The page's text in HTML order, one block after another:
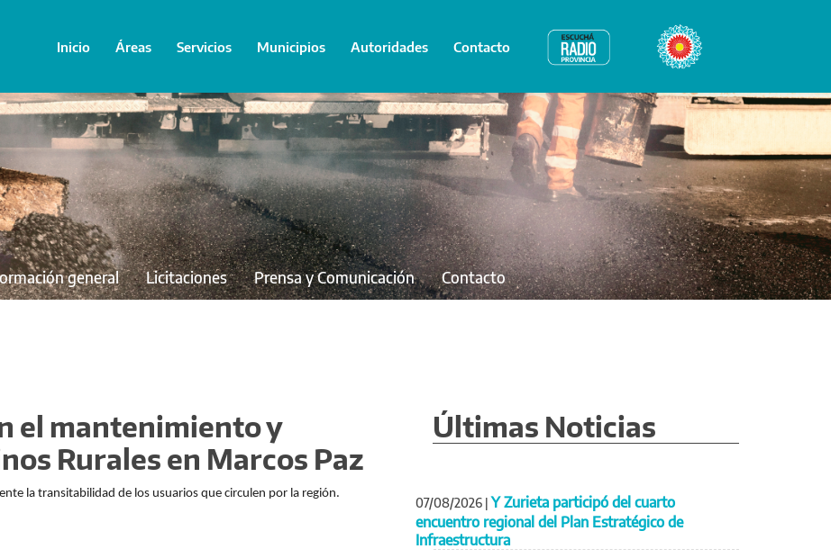
Inicio Áreas Servicios Municipios Autoridades Contacto Radio Provincia Bicentenario
general Licitaciones Prensa y Comunicación Contacto
el mantenimiento y
Rurales en Marcos Paz
la transitabilidad de los usuarios que circulen por la región.
Últimas Noticias
07/08/2026 | Y Zurieta participó del cuarto
encuentro regional del Plan Estratégico de
Infraestructura